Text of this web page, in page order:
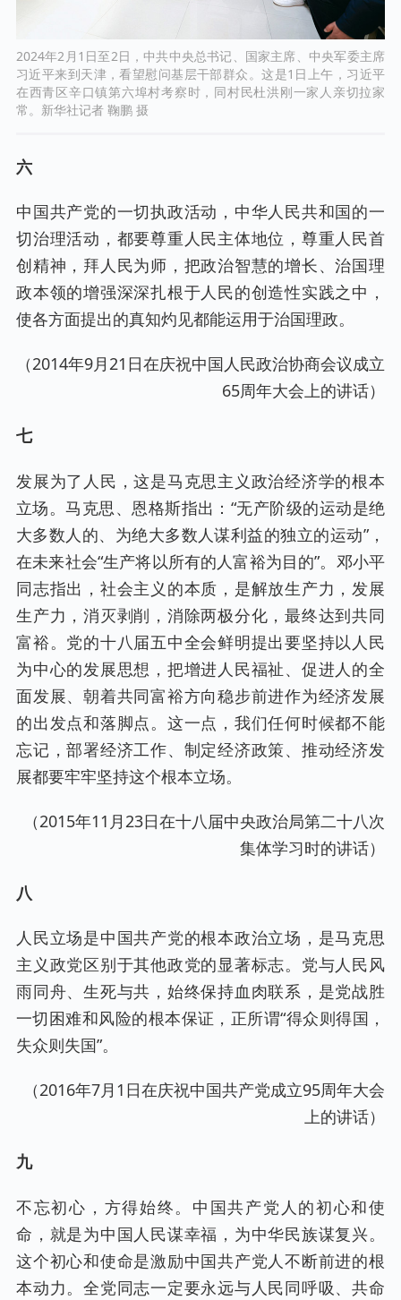
2024年2月1日至2日，中共中央总书记、国家主席、中央军委主席
习近平来到天津，看望慰问基层干部群众。这是1日上午，习近平
在西青区辛口镇第六埠村考察时，同村民杜洪刚一家人亲切拉家
常。新华社记者 鞠鹏 摄
六
中国共产党的一切执政活动，中华人民共和国的一
切治理活动，都要尊重人民主体地位，尊重人民首
创精神，拜人民为师，把政治智慧的增长、治国理
政本领的增强深深扎根于人民的创造性实践之中，
使各方面提出的真知灼见都能运用于治国理政。
（2014年9月21日在庆祝中国人民政治协商会议成立
65周年大会上的讲话）
七
发展为了人民，这是马克思主义政治经济学的根本
立场。马克思、恩格斯指出：“无产阶级的运动是绝
大多数人的、为绝大多数人谋利益的独立的运动”，
在未来社会“生产将以所有的人富裕为目的”。邓小平
同志指出，社会主义的本质，是解放生产力，发展
生产力，消灭剥削，消除两极分化，最终达到共同
富裕。党的十八届五中全会鲜明提出要坚持以人民
为中心的发展思想，把增进人民福祉、促进人的全
面发展、朝着共同富裕方向稳步前进作为经济发展
的出发点和落脚点。这一点，我们任何时候都不能
忘记，部署经济工作、制定经济政策、推动经济发
展都要牢牢坚持这个根本立场。
（2015年11月23日在十八届中央政治局第二十八次
集体学习时的讲话）
八
人民立场是中国共产党的根本政治立场，是马克思
主义政党区别于其他政党的显著标志。党与人民风
雨同舟、生死与共，始终保持血肉联系，是党战胜
一切困难和风险的根本保证，正所谓“得众则得国，
失众则失国”。
（2016年7月1日在庆祝中国共产党成立95周年大会
上的讲话）
九
不忘初心，方得始终。中国共产党人的初心和使
命，就是为中国人民谋幸福，为中华民族谋复兴。
这个初心和使命是激励中国共产党人不断前进的根
本动力。全党同志一定要永远与人民同呼吸、共命